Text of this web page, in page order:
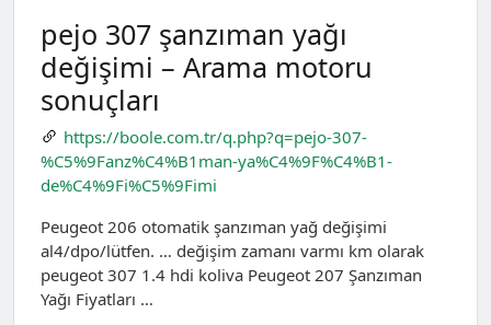
pejo 307 şanzıman yağı
değişimi – Arama motoru
sonuçları
https://boole.com.tr/q.php?q=pejo-307-
%C5%9Fanz%C4%B1man-ya%C4%9F%C4%B1-
de%C4%9Fi%C5%9Fimi
Peugeot 206 otomatik şanzıman yağ değişimi
al4/dpo/lütfen. … değişim zamanı varmı km olarak
peugeot 307 1.4 hdi koliva Peugeot 207 Şanzıman
Yağı Fiyatları …